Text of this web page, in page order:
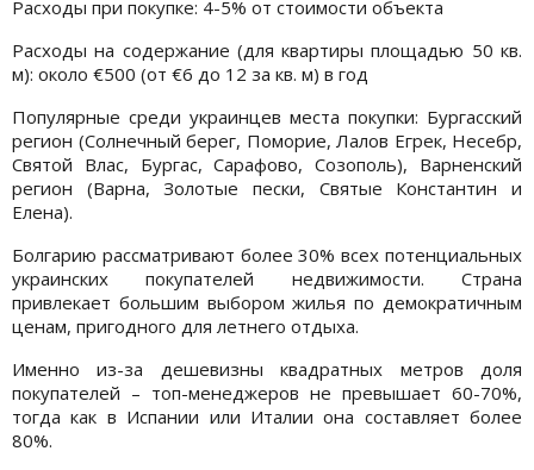
Расходы при покупке: 4-5% от стоимости объекта
Расходы на содержание (для квартиры площадью 50 кв.
м): около €500 (от €6 до 12 за кв. м) в год
Популярные среди украинцев места покупки: Бургасский
регион (Солнечный берег, Поморие, Лалов Егрек, Несебр,
Святой Влас, Бургас, Сарафово, Созополь), Варненский
регион (Варна, Золотые пески, Святые Константин и
Елена).
Болгарию рассматривают более 30% всех потенциальных
украинских покупателей недвижимости. Страна
привлекает большим выбором жилья по демократичным
ценам, пригодного для летнего отдыха.
Именно из-за дешевизны квадратных метров доля
покупателей – топ-менеджеров не превышает 60-70%,
тогда как в Испании или Италии она составляет более
80%.